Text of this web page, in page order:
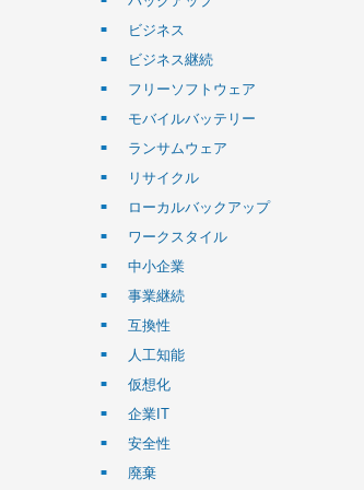
ビジネス
ビジネス継続
フリーソフトウェア
モバイルバッテリー
ランサムウェア
リサイクル
ローカルバックアップ
ワークスタイル
中小企業
事業継続
互換性
人工知能
仮想化
企業IT
安全性
廃棄